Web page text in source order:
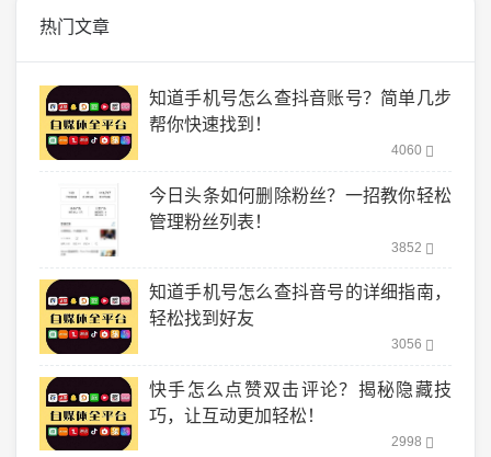
热门文章
知道手机号怎么查抖音账号？简单几步
帮你快速找到！
4060
今日头条如何删除粉丝？一招教你轻松
管理粉丝列表！
3852
知道手机号怎么查抖音号的详细指南，
轻松找到好友
3056
快手怎么点赞双击评论？揭秘隐藏技
巧，让互动更加轻松！
2998